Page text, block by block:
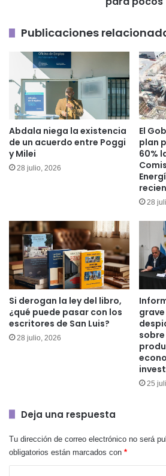
exclusivos
pocos
Publicaciones
Abdala niega la existencia
de un acuerdo entre Poggi
y Milei
28 julio, 2026
El
plan
60%
28
Si derogan la ley del libro,
¿qué puede pasar con los
escritores de San Luis?
28 julio, 2026
25
Deja una respuesta
Tu dirección de correo electrónico no será
obligatorios están marcados con *